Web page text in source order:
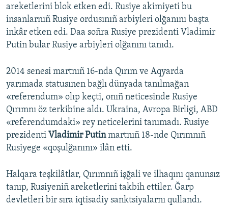
areketlerini blok etken edi. Rusiye akimiyeti bu
insanlarnıñ Rusiye ordusınıñ arbiyleri olğanını başta
inkâr etken edi. Daa soñra Rusiye prezidenti Vladimir
Putin bular Rusiye arbiyleri olğanını tanıdı.
2014 senesi martnıñ 16-nda Qırım ve Aqyarda
yarımada statusınen bağlı dünyada tanılmağan
«referendum» olıp keçti, onıñ neticesinde Rusiye
Qırımnı öz terkibine aldı. Ukraina, Avropa Birligi, ABD
«referendumdaki» rey neticelerini tanımadı. Rusiye
prezidenti Vladimir Putinmartnıñ 18-nde Qırımnıñ
Rusiyege «qoşulğanını» ilân etti.
Halqara teşkilâtlar, Qırımnıñ işğali ve ilhaqını qanunsız
tanıp, Rusiyeniñ areketlerini takbih ettiler. Ğarp
devletleri bir sıra iqtisadiy sanktsiyalarnı qullandı.